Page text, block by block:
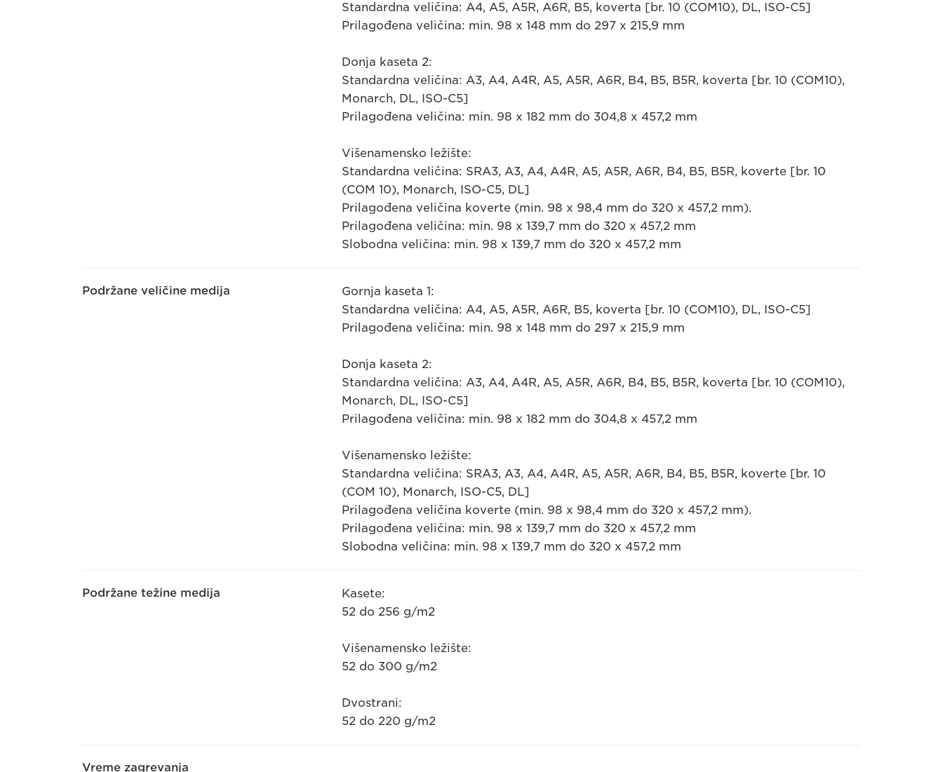
Standardna veličina: A4, A5, A5R, A6R, B5, koverta [br. 10 (COM10), DL, ISO-C5]
Prilagođena veličina: min. 98 x 148 mm do 297 x 215,9 mm
Donja kaseta 2:
Standardna veličina: A3, A4, A4R, A5, A5R, A6R, B4, B5, B5R, koverta [br. 10 (COM10),
Monarch, DL, ISO-C5]
Prilagođena veličina: min. 98 x 182 mm do 304,8 x 457,2 mm
Višenamensko ležište:
Standardna veličina: SRA3, A3, A4, A4R, A5, A5R, A6R, B4, B5, B5R, koverte [br. 10
(COM 10), Monarch, ISO-C5, DL]
Prilagođena veličina koverte (min. 98 x 98,4 mm do 320 x 457,2 mm).
Prilagođena veličina: min. 98 x 139,7 mm do 320 x 457,2 mm
Slobodna veličina: min. 98 x 139,7 mm do 320 x 457,2 mm
Podržane veličine medija
Gornja kaseta 1:
Standardna veličina: A4, A5, A5R, A6R, B5, koverta [br. 10 (COM10), DL, ISO-C5]
Prilagođena veličina: min. 98 x 148 mm do 297 x 215,9 mm
Donja kaseta 2:
Standardna veličina: A3, A4, A4R, A5, A5R, A6R, B4, B5, B5R, koverta [br. 10 (COM10),
Monarch, DL, ISO-C5]
Prilagođena veličina: min. 98 x 182 mm do 304,8 x 457,2 mm
Višenamensko ležište:
Standardna veličina: SRA3, A3, A4, A4R, A5, A5R, A6R, B4, B5, B5R, koverte [br. 10
(COM 10), Monarch, ISO-C5, DL]
Prilagođena veličina koverte (min. 98 x 98,4 mm do 320 x 457,2 mm).
Prilagođena veličina: min. 98 x 139,7 mm do 320 x 457,2 mm
Slobodna veličina: min. 98 x 139,7 mm do 320 x 457,2 mm
Podržane težine medija
Kasete:
52 do 256 g/m2
Višenamensko ležište:
52 do 300 g/m2
Dvostrani:
52 do 220 g/m2
Vreme zagrevanja